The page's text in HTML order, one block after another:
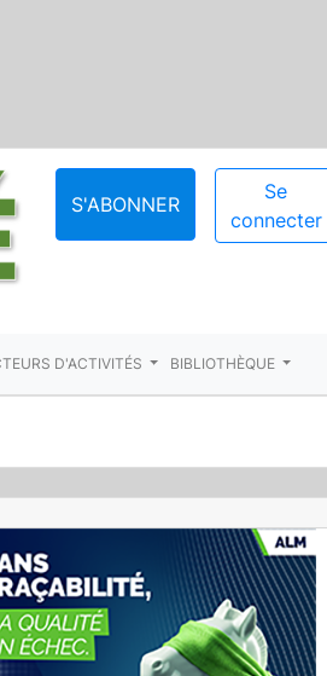
S'ABONNER
Se
connecter
D'ACTIVITÉS BIBLIOTHÈQUE